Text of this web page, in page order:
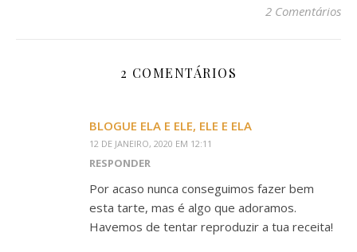
2 Comentários
2 COMENTÁRIOS
BLOGUE ELA E ELE, ELE E ELA
12 DE JANEIRO, 2020 EM 12:11
RESPONDER
Por acaso nunca conseguimos fazer bem
esta tarte, mas é algo que adoramos.
Havemos de tentar reproduzir a tua receita!